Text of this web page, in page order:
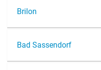
Bri­lon
Bad Sas­sen­dorf